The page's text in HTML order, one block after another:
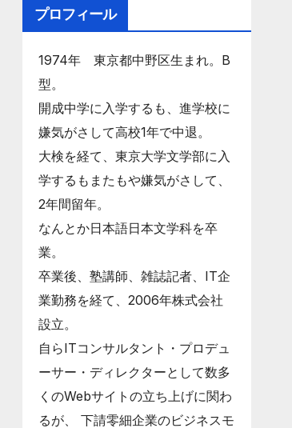
プロフィール
1974年 東京都中野区生まれ。B
型。
開成中学に入学するも、進学校に
嫌気がさして高校1年で中退。
大検を経て、東京大学文学部に入
学するもまたもや嫌気がさして、
2年間留年。
なんとか日本語日本文学科を卒
業。
卒業後、塾講師、雑誌記者、IT企
業勤務を経て、2006年株式会社
設立。
自らITコンサルタント・プロデュ
ーサー・ディレクターとして数多
くのWebサイトの立ち上げに関わ
るが、 下請零細企業のビジネスモ